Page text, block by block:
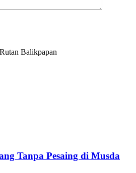
Balikpapan
Tanpa Pesaing di Musda